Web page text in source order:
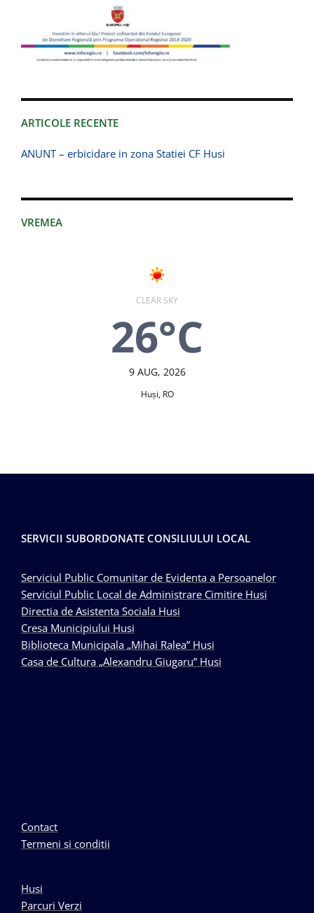
ARTICOLE RECENTE
ANUNT – erbicidare in zona Statiei CF Husi
VREMEA
CLEAR SKY
26°C
9 AUG, 2026
Huşi, RO
SERVICII SUBORDONATE CONSILIULUI LOCAL
Serviciul Public Comunitar de Evidenta a Persoanelor
Serviciul Public Local de Administrare Cimitire Husi
Directia de Asistenta Sociala Husi
Cresa Municipiului Husi
Biblioteca Municipala „Mihai Ralea” Husi
Casa de Cultura „Alexandru Giugaru” Husi
Contact
Termeni si conditii
Husi
Parcuri Verzi